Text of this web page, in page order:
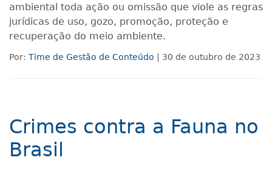
ambiental toda ação ou omissão que viole as regras
jurídicas de uso, gozo, promoção, proteção e
recuperação do meio ambiente.
Por: Time de Gestão de Conteúdo | 30 de outubro de 2023
Crimes contra a Fauna no
Brasil